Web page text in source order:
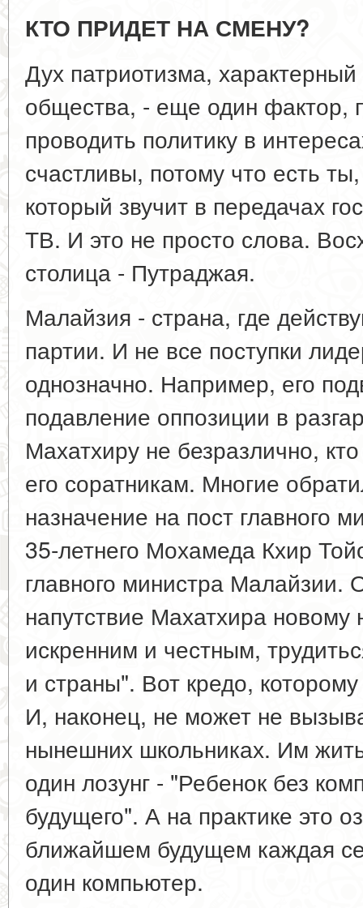
КТО ПРИДЕТ НА СМЕНУ?
Дух патриотизма,
общества, - еще один фактор,
проводить политику в
счастливы, потому что есть
который звучит в передачах
ТВ. И это не просто слова.
столица - Путраджая.
Малайзия - страна, где
партии. И не все поступки
однозначно. Например, его
подавление оппозиции в
Махатхиру не безразлично,
его соратникам. Многие
назначение на пост главного
35-летнего Мохамеда Кхир
главного министра Малайзии.
напутствие Махатхира
искренним и честным,
и страны". Вот кредо,
И, наконец, не может не
нынешних школьниках. Им
один лозунг - "Ребенок без
будущего". А на практике это
ближайшем будущем каждая
один компьютер.